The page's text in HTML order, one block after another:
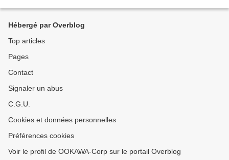
Hébergé par Overblog
Top articles
Pages
Contact
Signaler un abus
C.G.U.
Cookies et données personnelles
Préférences cookies
Voir le profil de OOKAWA-Corp sur le portail Overblog